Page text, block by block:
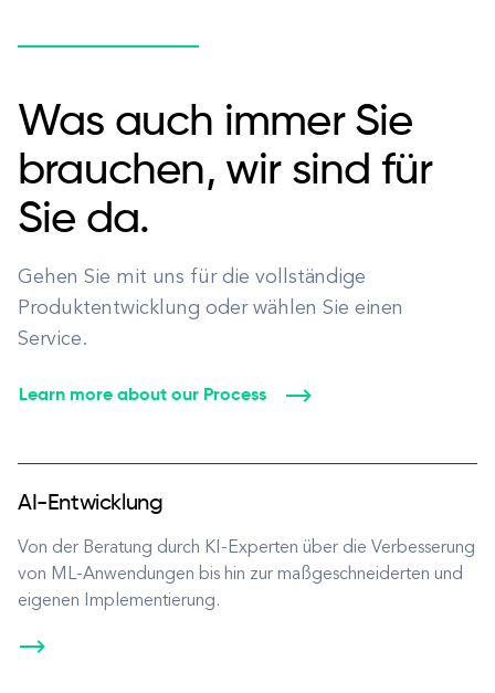
Was auch immer Sie
brauchen, wir sind für
Sie da.
Gehen Sie mit uns für die vollständige
Produktentwicklung oder wählen Sie einen
Service.
Learn more about our Process
AI-Entwicklung
Von der Beratung durch KI-Experten über die Verbesserung
von ML-Anwendungen bis hin zur maßgeschneiderten und
eigenen Implementierung.